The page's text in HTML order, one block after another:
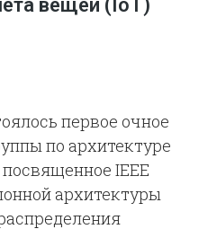
вещей (IoT)
первое очное
по архитектуре
IEEE
архитектуры